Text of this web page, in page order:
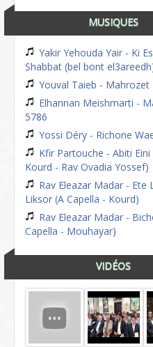
MUSIQUES
Yakir Yehouda Yair - Ki
Shabbat (bel bont
Youval Taieb -
Elhannan Meishmarti -
5786
Yossi Déry - Richone
Kfir Partouche - Abiti Eini
Kourd - Rav Ovadia Yossef)
Rav Eleazar Madar - Ete
Liksor (A Capella - Kourd)
Rav Eleazar Madar -
Capella - Mouhayar)
VIDÉOS